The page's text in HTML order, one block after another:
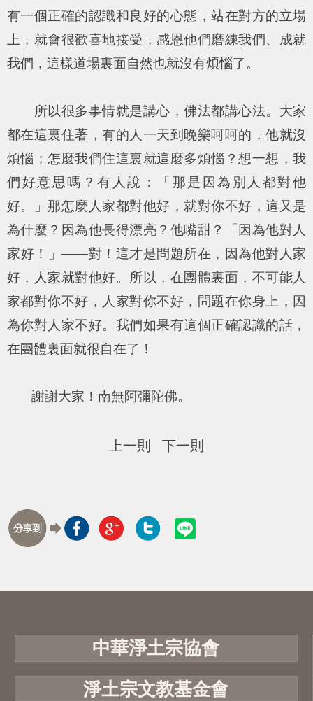
有一個正確的認識和良好的心態，站在對方的立場
上，就會很歡喜地接受，感恩他們磨練我們、成就
我們，這樣道場裏面自然也就沒有煩惱了。
所以很多事情就是講心，佛法都講心法。大家
都在這裏住著，有的人一天到晚樂呵呵的，他就沒
煩惱；怎麼我們住這裏就這麼多煩惱？想一想，我
們好意思嗎？有人說：「那是因為別人都對他
好。」那怎麼人家都對他好，就對你不好，這又是
為什麼？因為他長得漂亮？他嘴甜？「因為他對人
家好！」——對！這才是問題所在，因為他對人家
好，人家就對他好。所以，在團體裏面，不可能人
家都對你不好，人家對你不好，問題在你身上，因
為你對人家不好。我們如果有這個正確認識的話，
在團體裏面就很自在了！
謝謝大家！南無阿彌陀佛。
上一則 下一則
中華淨土宗協會
淨土宗文教基金會